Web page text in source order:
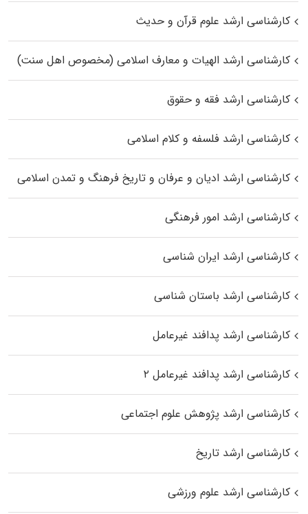
کارشناسی ارشد علوم قرآن و حدیث
کارشناسی ارشد الهیات و معارف اسلامی (مخصوص اهل سنت)
کارشناسی ارشد فقه و حقوق
کارشناسی ارشد فلسفه و کلام اسلامی
کارشناسی ارشد ادیان و عرفان و تاریخ فرهنگ و تمدن اسلامی
کارشناسی ارشد امور فرهنگی
کارشناسی ارشد ایران شناسی
کارشناسی ارشد باستان شناسی
کارشناسی ارشد پدافند غیرعامل
کارشناسی ارشد پدافند غیرعامل ۲
کارشناسی ارشد پژوهش علوم اجتماعی
کارشناسی ارشد تاریخ
کارشناسی ارشد علوم ورزشی